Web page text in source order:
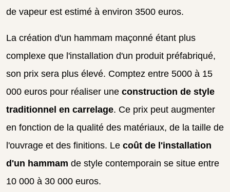
de vapeur est estimé à environ 3500 euros.
La création d'un hammam maçonné étant plus
complexe que l'installation d'un produit préfabriqué,
son prix sera plus élevé. Comptez entre 5000 à 15
000 euros pour réaliser une construction de style
traditionnel en carrelage. Ce prix peut augmenter
en fonction de la qualité des matériaux, de la taille de
l'ouvrage et des finitions. Le coût de l'installation
d'un hammam de style contemporain se situe entre
10 000 à 30 000 euros.